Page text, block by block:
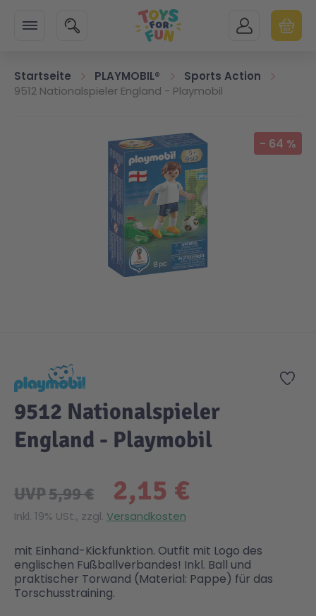
SUCHE MEIN KONTO
Startseite PLAYMOBIL®
Sports Action
9512 Nationalspieler England - Playmobil
Zum Ende der Bildgalerie springen - 64 %
Zur
9512 Nationalspieler
England - Playmobil
2,15 €
UVP5,99 €
Inkl. 19% USt., zzgl. Versandkosten
mit Einhand-Kickfunktion. Outfit mit Logo des
englischen Fußballverbandes! Inkl. Ball und
praktischer Torwand (Material: Pappe) für das
Torschusstraining.